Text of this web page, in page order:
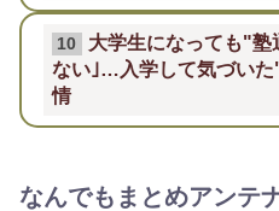
10
大学生になっても"塾
ない｣…入学して気づい
情
なんでもまとめアンテ